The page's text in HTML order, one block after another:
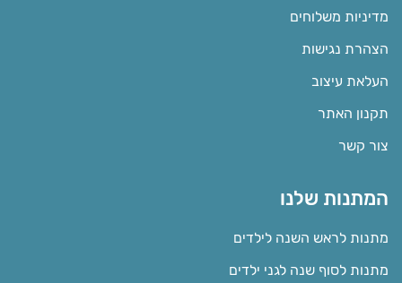
מדיניות משלוחים
הצהרת נגישות
העלאת עיצוב
תקנון האתר
צור קשר
המתנות שלנו
מתנות לראש השנה לילדים
מתנות לסוף שנה לגני ילדים